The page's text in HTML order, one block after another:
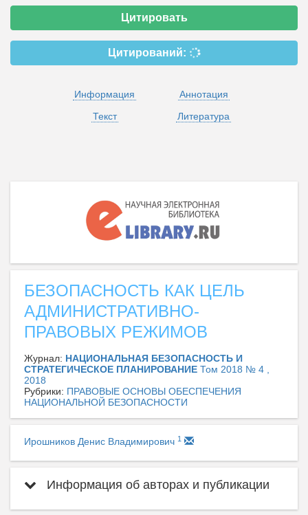
Цитировать
Цитирований:
Информация
Аннотация
Текст
Литература
БЕЗОПАСНОСТЬ КАК ЦЕЛЬ
АДМИНИСТРАТИВНО-
ПРАВОВЫХ РЕЖИМОВ
Журнал: НАЦИОНАЛЬНАЯ БЕЗОПАСНОСТЬ И
СТРАТЕГИЧЕСКОЕ ПЛАНИРОВАНИЕ Том 2018 № 4 ,
2018
Рубрики: ПРАВОВЫЕ ОСНОВЫ ОБЕСПЕЧЕНИЯ
НАЦИОНАЛЬНОЙ БЕЗОПАСНОСТИ
Ирошников Денис Владимирович 1
Информация об авторах и публикации